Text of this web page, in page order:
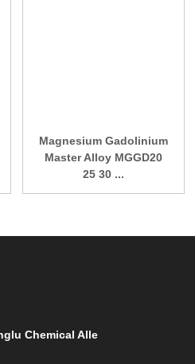
Magnesium Gadolinium
Master Alloy MGGD20
25 30 ...
Chemical Alle